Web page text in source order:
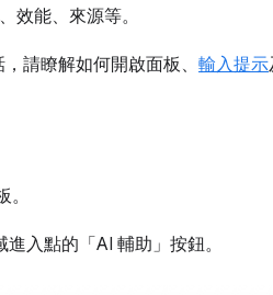
效能、來源等。
請瞭解如何開啟面板、 輸入提示
。
入點的「AI 輔助」 按鈕。